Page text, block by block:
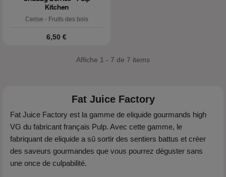
Kitchen
Cerise - Fruits des bois
Prix
6,50 €
Affiche 1 - 7 de 7 items
Fat Juice Factory
Fat Juice Factory est la gamme de eliquide gourmands high
VG du fabricant français Pulp. Avec cette gamme, le
fabriquant de eliquide a sû sortir des sentiers battus et créer
des saveurs gourmandes que vous pourrez déguster sans
une once de culpabilité.